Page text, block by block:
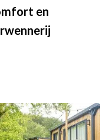
en